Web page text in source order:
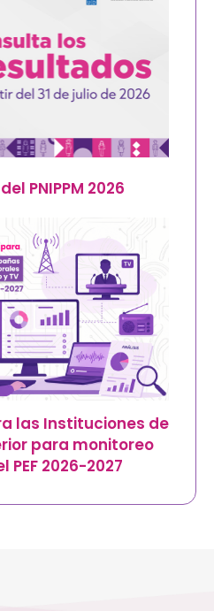
PNIPPM 2026
las Instituciones de
para monitoreo
PEF 2026-2027